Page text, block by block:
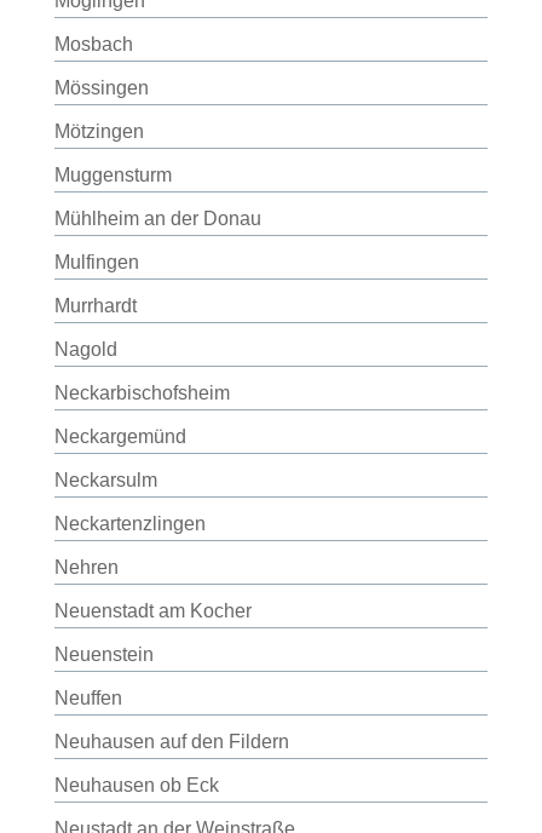
Mosbach
Mössingen
Mötzingen
Muggensturm
Mühlheim an der Donau
Mulfingen
Murrhardt
Nagold
Neckarbischofsheim
Neckargemünd
Neckarsulm
Neckartenzlingen
Nehren
Neuenstadt am Kocher
Neuenstein
Neuffen
Neuhausen auf den Fildern
Neuhausen ob Eck
Neustadt an der Weinstraße